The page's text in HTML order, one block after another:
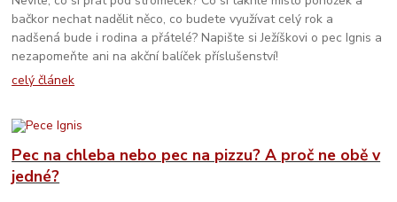
bačkor nechat nadělit něco, co budete využívat celý rok a
nadšená bude i rodina a přátelé? Napište si Ježíškovi o pec Ignis a
nezapomeňte ani na akční balíček příslušenství!
celý článek
Pec na chleba nebo pec na pizzu? A proč ne obě v
jedné?